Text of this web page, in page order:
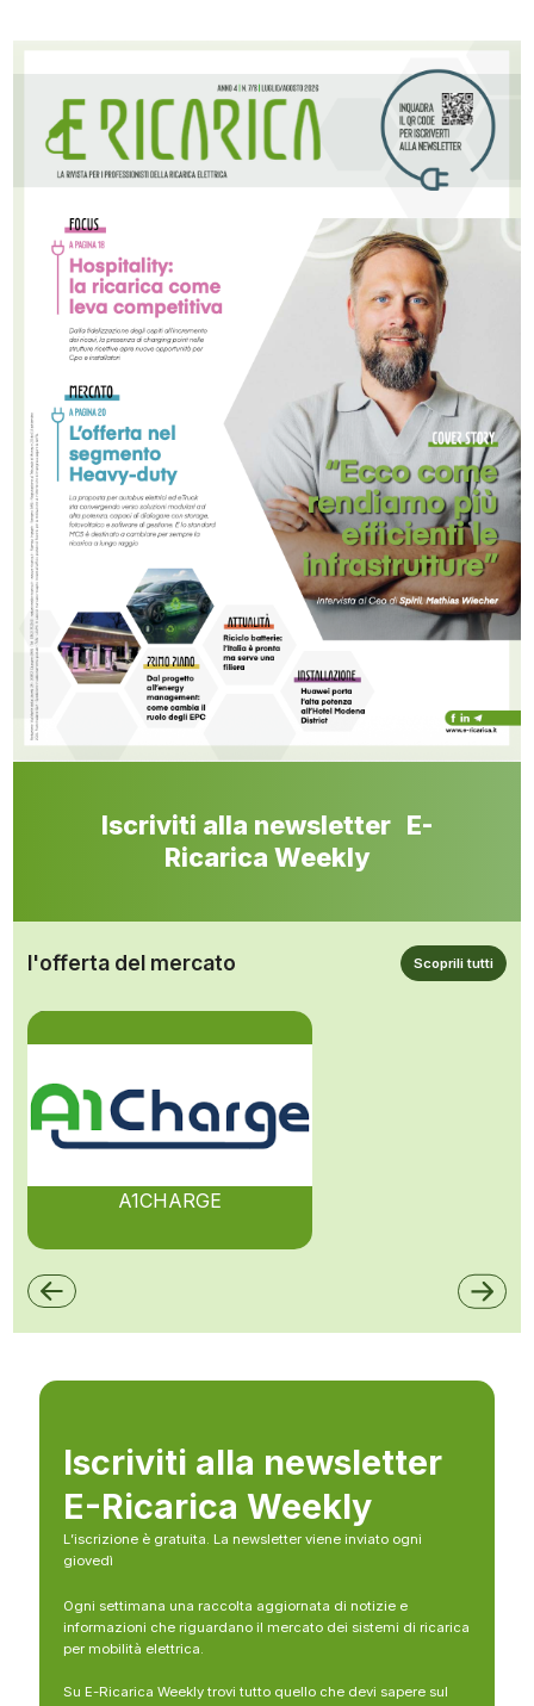
Iscriviti alla newsletter E-
Ricarica Weekly
l'offerta del mercato Scoprili tutti
A1CHARGE
Iscriviti alla newsletter
E-Ricarica Weekly
L’iscrizione è gratuita. La newsletter viene inviato ogni
giovedì
Ogni settimana una raccolta aggiornata di notizie e
informazioni che riguardano il mercato dei sistemi di ricarica
per mobilità elettrica.
Su E-Ricarica Weekly trovi tutto quello che devi sapere sul